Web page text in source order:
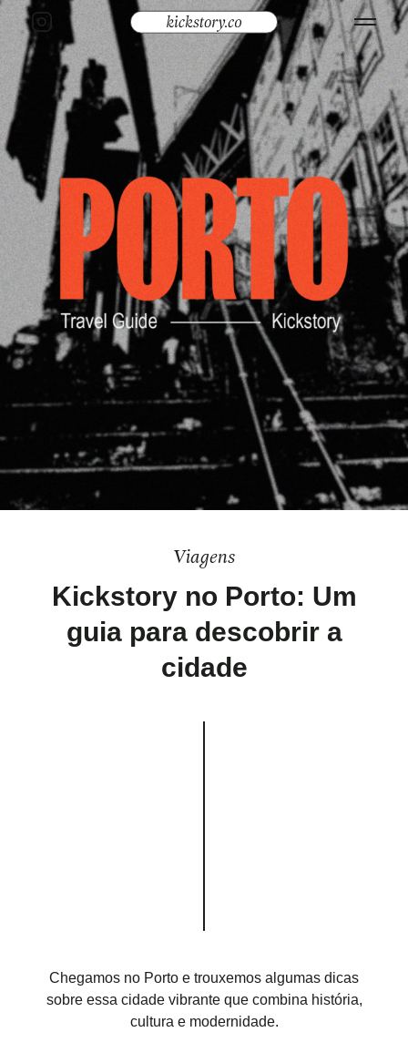
Viagens
Kickstory no Porto: Um
guia para descobrir a
cidade
Chegamos no Porto e trouxemos algumas dicas
sobre essa cidade vibrante que combina história,
cultura e modernidade.